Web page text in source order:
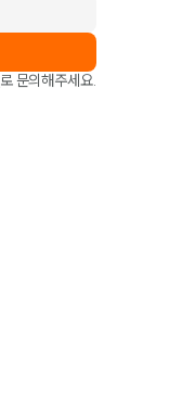
로 문의해주세요.